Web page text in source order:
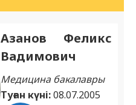
Азанов Феликс
Вадимович
Медицина бакалавры
Туған күні:08.07.2005